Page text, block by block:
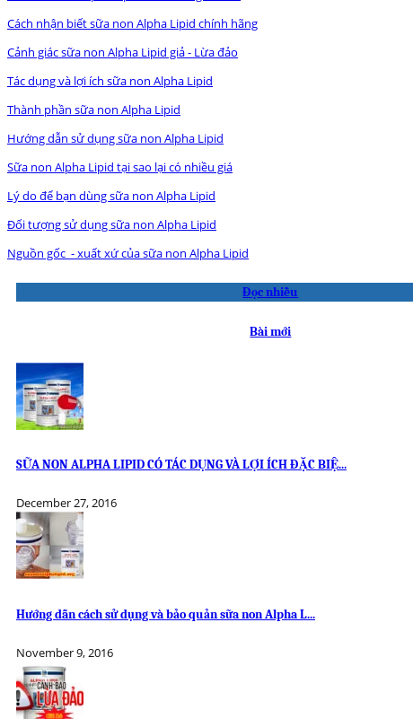
Cách nhận biết sữa non Alpha Lipid chính hãng
Cảnh giác sữa non Alpha Lipid giả - Lừa đảo
Tác dụng và lợi ích sữa non Alpha Lipid
Thành phần sữa non Alpha Lipid
Hướng dẫn sử dụng sữa non Alpha Lipid
Sữa non Alpha Lipid tại sao lại có nhiều giá
Lý do để bạn dùng sữa non Alpha Lipid
Đối tượng sử dụng sữa non Alpha Lipid
Nguồn gốc - xuất xứ của sữa non Alpha Lipid
Đọc nhiều
Bài mới
SỮA NON ALPHA LIPID CÓ TÁC DỤNG VÀ LỢI ÍCH ĐẶC BIỆ...
December 27, 2016
Hướng dẫn cách sử dụng và bảo quản sữa non Alpha L...
November 9, 2016